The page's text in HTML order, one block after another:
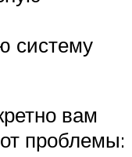
систему
вам
проблемы: